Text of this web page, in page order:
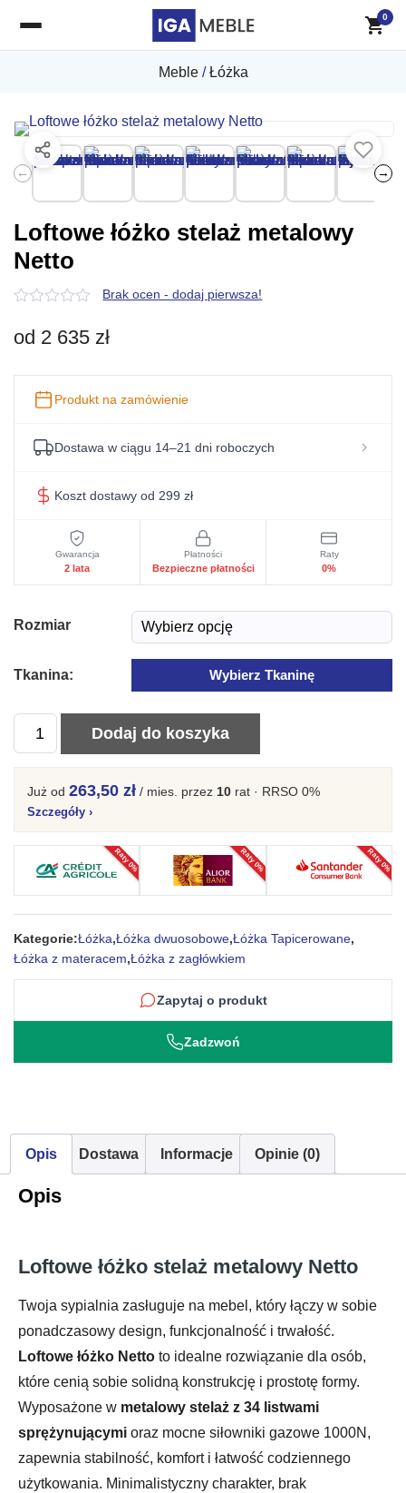
Meble/Łóżka
← →
Loftowe łóżko stelaż metalowy
Netto
z
5
Brak ocen - dodaj pierwsza!
od 2 635 zł
Produkt na zamówienie
Dostawa w ciągu 14–21 dni roboczych
Koszt dostawy od 299 zł
Gwarancja
2 lata
Płatności
Bezpieczne płatności
Raty
0%
Rozmiar
Tkanina: Wybierz Tkaninę
ilość
Loftowe
stelaż
metalowy
Netto
Dodaj do koszyka
Już od 263,50 zł / mies. przez 10 rat · RRSO 0%
Szczegóły ›
Raty 0% Raty 0% Raty 0%
Kategorie:Łóżka,Łóżka dwuosobowe,Łóżka Tapicerowane,
Łóżka z materacem,Łóżka z zagłówkiem
Zapytaj o produkt
Zadzwoń
Opis Dostawa Informacje Opinie (0)
Opis
Loftowe łóżko stelaż metalowy Netto
Twoja sypialnia zasługuje na mebel, który łączy w sobie
ponadczasowy design, funkcjonalność i trwałość.
Loftowe łóżko Netto to idealne rozwiązanie dla osób,
które cenią sobie solidną konstrukcję i prostotę formy.
Wyposażone w metalowy stelaż z 34 listwami
sprężynującymi oraz mocne siłowniki gazowe 1000N,
zapewnia stabilność, komfort i łatwość codziennego
użytkowania. Minimalistyczny charakter, brak
0